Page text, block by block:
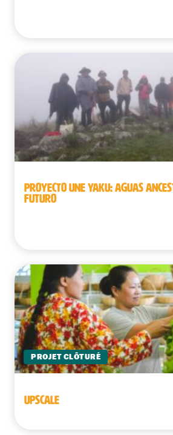
PROYECTO UNE YAKU: AGUAS
FUTURO
PROJET CLÔTURÉ
UPSCALE